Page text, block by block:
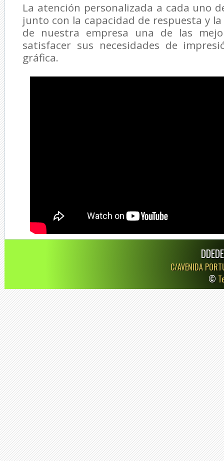
La atención personalizada a cada uno
junto con la capacidad de respuesta y
de nuestra empresa una de las
satisfacer sus necesidades de
gráfica.
C/AVENIDA
©